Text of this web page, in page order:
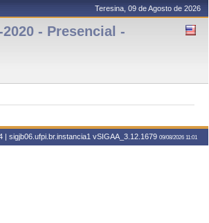
Teresina, 09 de Agosto de 2026
2020 - Presencial -
| sigjb06.ufpi.br.instancia1 vSIGAA_3.12.1679 09/08/2026 11:01